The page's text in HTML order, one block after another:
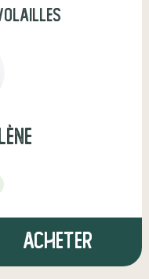
volailles
Acheter